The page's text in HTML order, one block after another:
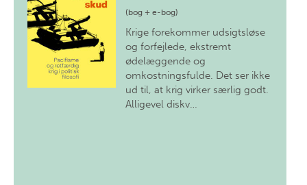
(bog + e-bog)
Krige forekommer udsigtsløse
og forfejlede, ekstremt
ødelæggende og
omkostningsfulde. Det ser ikke
ud til, at krig virker særlig godt.
Alligevel diskv…